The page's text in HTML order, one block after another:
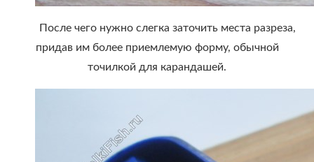
После чего нужно слегка заточить места разреза,
придав им более приемлемую форму, обычной
точилкой для карандашей.